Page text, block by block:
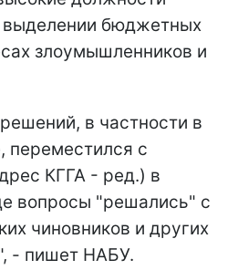
бюджетных
злоумышленников и
в частности в
переместился с
КГГА - ред.) в
вопросы "решались" с
чиновников и других
- пишет НАБУ.